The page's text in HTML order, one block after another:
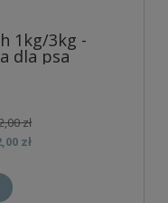
1kg/3kg -
dla psa
zł
zł